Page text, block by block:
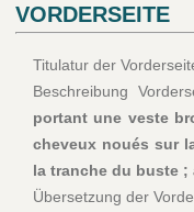
VORDERSEITE
Titulatur der
Beschreibung
portant une veste
cheveux noués sur
la tranche du buste ;
Übersetzung der